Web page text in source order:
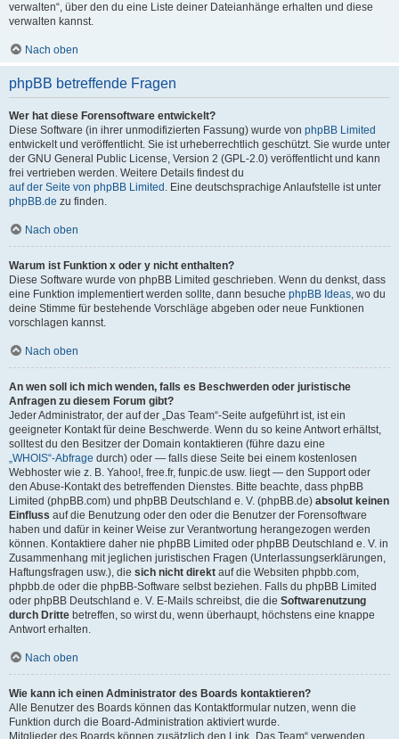
verwalten“, über den du eine Liste deiner Dateianhänge erhalten und diese
verwalten kannst.
Nach oben
phpBB betreffende Fragen
Wer hat diese Forensoftware entwickelt?
Diese Software (in ihrer unmodifizierten Fassung) wurde von phpBB Limited
entwickelt und veröffentlicht. Sie ist urheberrechtlich geschützt. Sie wurde unter
der GNU General Public License, Version 2 (GPL-2.0) veröffentlicht und kann
frei vertrieben werden. Weitere Details findest du
auf der Seite von phpBB Limited . Eine deutschsprachige Anlaufstelle ist unter
phpBB.de zu finden.
Nach oben
Warum ist Funktion x oder y nicht enthalten?
Diese Software wurde von phpBB Limited geschrieben. Wenn du denkst, dass
eine Funktion implementiert werden sollte, dann besuche phpBB Ideas, wo du
deine Stimme für bestehende Vorschläge abgeben oder neue Funktionen
vorschlagen kannst.
Nach oben
An wen soll ich mich wenden, falls es Beschwerden oder juristische
Anfragen zu diesem Forum gibt?
Jeder Administrator, der auf der „Das Team“-Seite aufgeführt ist, ist ein
geeigneter Kontakt für deine Beschwerde. Wenn du so keine Antwort erhältst,
solltest du den Besitzer der Domain kontaktieren (führe dazu eine
„WHOIS“-Abfrage durch) oder — falls diese Seite bei einem kostenlosen
Webhoster wie z. B. Yahoo!, free.fr, funpic.de usw. liegt — den Support oder
den Abuse-Kontakt des betreffenden Dienstes. Bitte beachte, dass phpBB
Limited (phpBB.com) und phpBB Deutschland e. V. (phpBB.de) absolut keinen
Einfluss auf die Benutzung oder den oder die Benutzer der Forensoftware
haben und dafür in keiner Weise zur Verantwortung herangezogen werden
können. Kontaktiere daher nie phpBB Limited oder phpBB Deutschland e. V. in
Zusammenhang mit jeglichen juristischen Fragen (Unterlassungserklärungen,
Haftungsfragen usw.), die sich nicht direkt auf die Websiten phpbb.com,
phpbb.de oder die phpBB-Software selbst beziehen. Falls du phpBB Limited
oder phpBB Deutschland e. V. E-Mails schreibst, die die Softwarenutzung
durch Dritte betreffen, so wirst du, wenn überhaupt, höchstens eine knappe
Antwort erhalten.
Nach oben
Wie kann ich einen Administrator des Boards kontaktieren?
Alle Benutzer des Boards können das Kontaktformular nutzen, wenn die
Funktion durch die Board-Administration aktiviert wurde.
Mitglieder des Boards können zusätzlich den Link „Das Team“ verwenden.